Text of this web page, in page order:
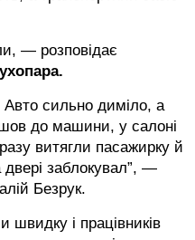
— розповідає
сильно диміло, а
до машини, у салоні
витягли пасажирку й
двері заблокувал”, —
Безрук.
швидку і працівників